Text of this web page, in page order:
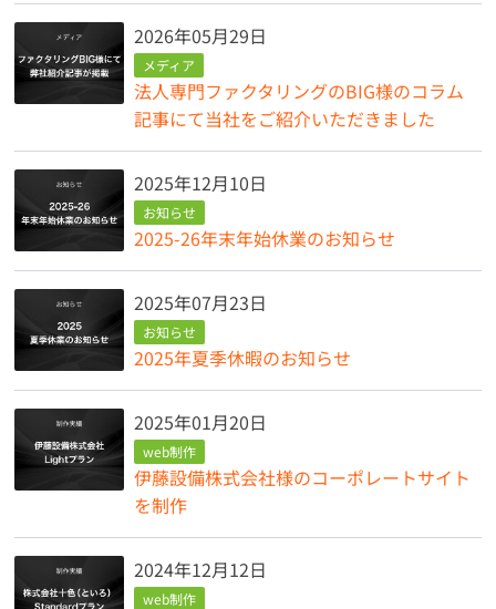
2026年05月29日
メディア
法人専門ファクタリングのBIG様のコラム
記事にて当社をご紹介いただきました
2025年12月10日
お知らせ
2025-26年末年始休業のお知らせ
2025年07月23日
お知らせ
2025年夏季休暇のお知らせ
2025年01月20日
web制作
伊藤設備株式会社様のコーポレートサイト
を制作
2024年12月12日
web制作